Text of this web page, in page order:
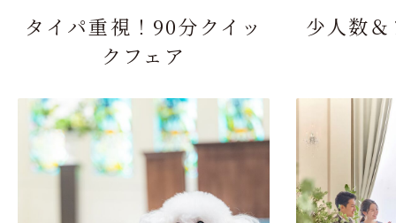
タイパ重視！90分クイッ
クフェア
少人数